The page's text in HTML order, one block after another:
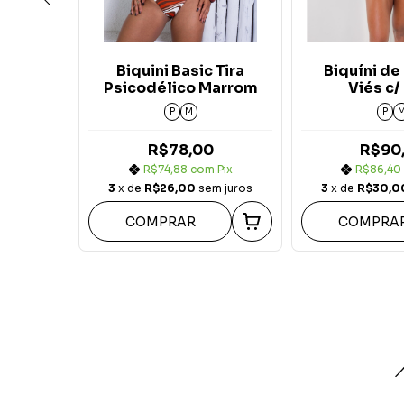
Biquini Basic Tira
Psicodélico Marrom
P M
R$78,00
R$74,88 com Pix
3 x de R$26,00 sem juros
COMPRAR
Biquíni de
Viés c/
P M
R$86,40
3 x de